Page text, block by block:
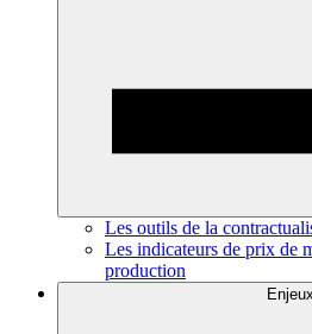
Les outils de la
Les indicateurs de prix de
production
Enjeux